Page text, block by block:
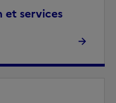
services